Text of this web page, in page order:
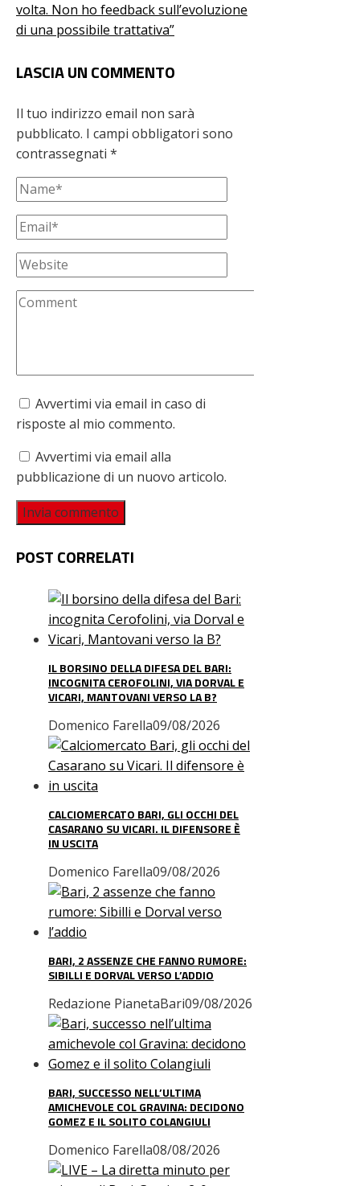
volta. Non ho feedback sull’evoluzione
di una possibile trattativa”
LASCIA UN COMMENTO
Il tuo indirizzo email non sarà
pubblicato. I campi obbligatori sono
contrassegnati *
Avvertimi via email in caso di
risposte al mio commento.
Avvertimi via email alla
pubblicazione di un nuovo articolo.
POST CORRELATI
IL BORSINO DELLA DIFESA DEL BARI:
INCOGNITA CEROFOLINI, VIA DORVAL E
VICARI, MANTOVANI VERSO LA B?
Domenico Farella09/08/2026
CALCIOMERCATO BARI, GLI OCCHI DEL
CASARANO SU VICARI. IL DIFENSORE È
IN USCITA
Domenico Farella09/08/2026
BARI, 2 ASSENZE CHE FANNO RUMORE:
SIBILLI E DORVAL VERSO L’ADDIO
Redazione PianetaBari09/08/2026
BARI, SUCCESSO NELL’ULTIMA
AMICHEVOLE COL GRAVINA: DECIDONO
GOMEZ E IL SOLITO COLANGIULI
Domenico Farella08/08/2026